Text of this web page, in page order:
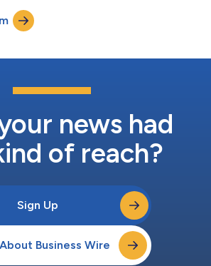
们正在目睹移动联接和工业创新是如何结合
能和云计算相结合，为运输和物流产业创
作效率和质量大幅提高、场地安全得到极大
要的作用，给工业和制造业带来极大的变
智能全球联盟的原因，旨在为AI发展提供一
和展示的最佳实践平台，”邹刺勇说道。 东
物流枢纽从2022年建成开始运营，每年要在
news had
of reach?
Sign Up
Business Wire